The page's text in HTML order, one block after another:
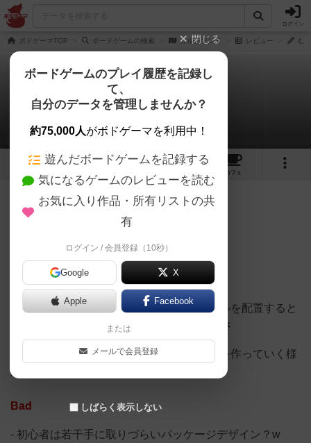
ログイン
ボドゲーマTOP ボードゲームの検索 カルカソンヌ レビュー む
カルカソンヌ
むうさんのレビュー
34 10 88
カフェ
310名 0名 0 4年以上前
+ シンプルルールなのに奥が深い
+ 完成した道や城をイメージしながらタイルを配置すると
いう、フレーバーとメカニクスの相性の良さ
+ 各プレイヤーがカオスな城・カオスな道を作っていく様
が面白い（私の性癖）
Bad
- 初心者は若干手に取りづらいパッケージデザイン？w
閉じる
ボードゲームのプレイ履歴を記録し
て、
自分のデータを管理しませんか？
約75,000人がボドゲーマを利用中！
遊んだボードゲームを記録する
気になるゲームのレビューを読む
お気に入り作品・所有リストの共
有
ログイン / 会員登録（10秒）
Google X
Apple Facebook
または
メールで会員登録
しばらく表示しない